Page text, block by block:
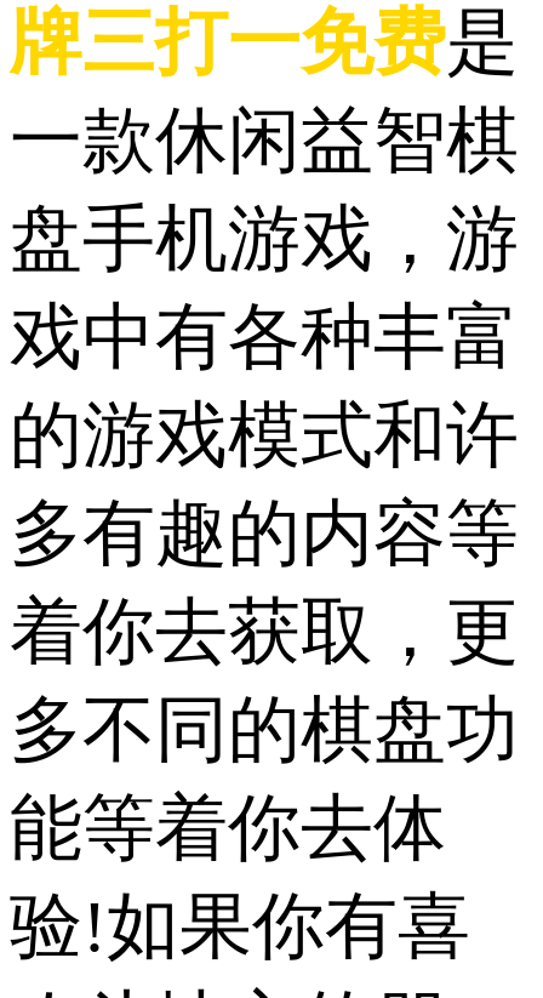
牌三打一免费是
一款休闲益智棋
盘手机游戏，游
戏中有各种丰富
的游戏模式和许
多有趣的内容等
着你去获取，更
多不同的棋盘功
能等着你去体
验!如果你有喜